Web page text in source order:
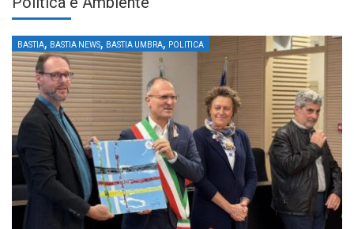
BASTIA, BASTIA NEWS, BASTIA UMBRA, POLITICA